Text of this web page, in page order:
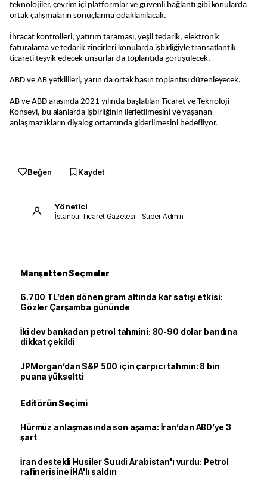
teknolojiler, çevrim içi platformlar ve güvenli bağlantı gibi konularda
ortak çalışmaların sonuçlarına odaklanılacak.
İhracat kontrolleri, yatırım taraması, yeşil tedarik, elektronik
faturalama ve tedarik zincirleri konularda işbirliğiyle transatlantik
ticareti teşvik edecek unsurlar da toplantıda görüşülecek.
ABD ve AB yetkilileri, yarın da ortak basın toplantısı düzenleyecek.
AB ve ABD arasında 2021 yılında başlatılan Ticaret ve Teknoloji
Konseyi, bu alanlarda işbirliğinin ilerletilmesini ve yaşanan
anlaşmazlıkların diyalog ortamında giderilmesini hedefliyor.
Beğen Kaydet
Yönetici
İstanbul Ticaret Gazetesi – Süper Admin
Manşetten Seçmeler
6.700 TL’den dönen gram altında kar satışı etkisi:
Gözler Çarşamba gününde
İki dev bankadan petrol tahmini: 80-90 dolar bandına
dikkat çekildi
JPMorgan’dan S&P 500 için çarpıcı tahmin: 8 bin
puana yükseltti
Editörün Seçimi
Hürmüz anlaşmasında son aşama: İran’dan ABD’ye 3
şart
İran destekli Husiler Suudi Arabistan'ı vurdu: Petrol
rafinerisine İHA'lı saldırı